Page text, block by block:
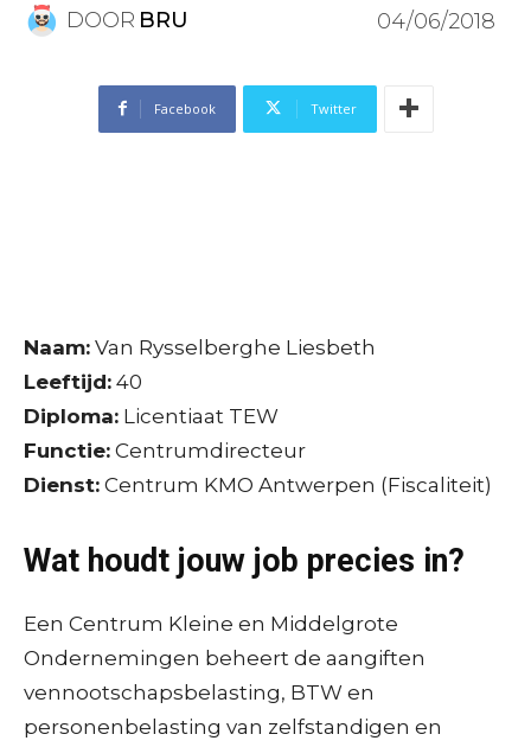
DOOR BRU 04/06/2018
Facebook Twitter
Naam: Van Rysselberghe Liesbeth
Leeftijd: 40
Diploma: Licentiaat TEW
Functie: Centrumdirecteur
Dienst: Centrum KMO Antwerpen (Fiscaliteit)
Wat houdt jouw job precies in?
Een Centrum Kleine en Middelgrote
Ondernemingen beheert de aangiften
vennootschapsbelasting, BTW en
personenbelasting van zelfstandigen en